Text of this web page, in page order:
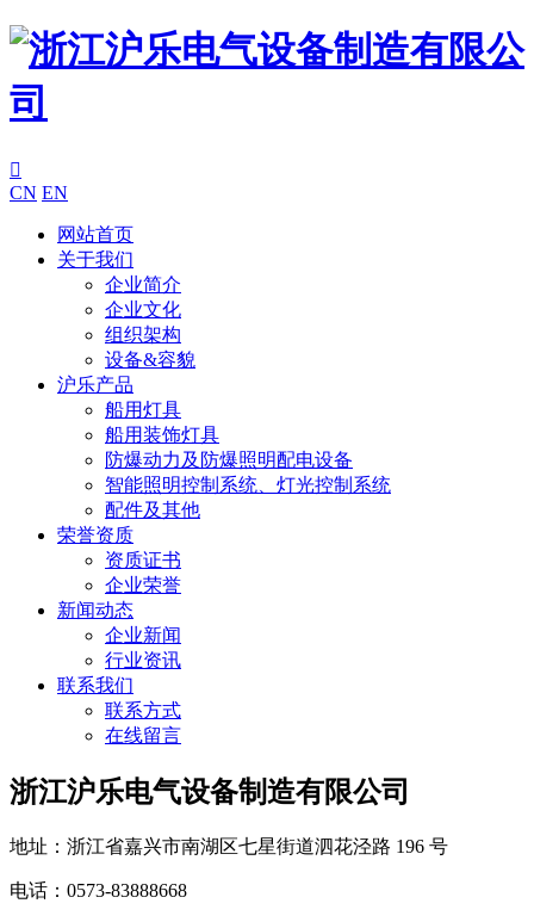

CN EN
网站首页
关于我们
企业简介
企业文化
组织架构
设备&容貌
沪乐产品
船用灯具
船用装饰灯具
防爆动力及防爆照明配电设备
智能照明控制系统、灯光控制系统
配件及其他
荣誉资质
资质证书
企业荣誉
新闻动态
企业新闻
行业资讯
联系我们
联系方式
在线留言
浙江沪乐电气设备制造有限公司
地址：浙江省嘉兴市南湖区七星街道泗花泾路 196 号
电话：0573-83888668